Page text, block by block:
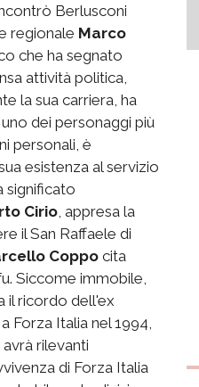
Berlusconi
regionale Marco
che ha segnato
attività politica,
la sua carriera, ha
dei personaggi più
personali, è
esistenza al servizio
significato
Cirio , appresa la
il San Raffaele di
Coppo cita
Siccome immobile,
il ricordo dell'ex
Forza Italia nel 1994,
rilevanti
di Forza Italia